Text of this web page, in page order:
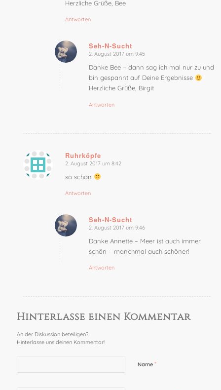
Herzliche Grüße, Bee
Antworten
Seh-N-Sucht
sagte:
2. August 2017 um 9:45
Danke Bee – dann sag ich mal nur zu und
bin gespannt auf Deine Ergebnisse
Herzliche Grüße, Birgit
Antworten
Ruhrköpfe
sagte:
2. August 2017 um 8:42
so schön
Antworten
Seh-N-Sucht
sagte:
2. August 2017 um 9:46
Danke Annette – Meer ist auch immer
schön – manchmal auch schöner!
Antworten
Hinterlasse einen Kommentar
An der Diskussion beteiligen?
Hinterlasse uns deinen Kommentar!
Name *